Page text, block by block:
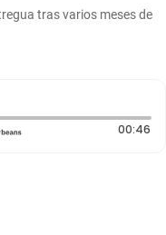
tras varios meses de
00:46